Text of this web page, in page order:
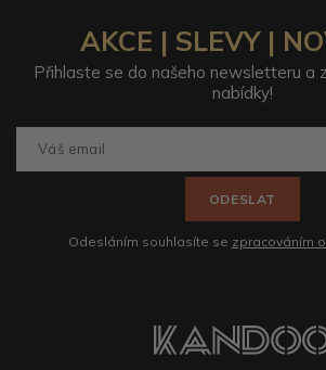
AKCE | SLEVY |
Přihlaste se do našeho newsletteru a
nabídky!
ODESLAT
Odesláním souhlasíte se zpracováním